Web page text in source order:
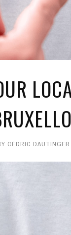
CÉDRIC DAUTINGER